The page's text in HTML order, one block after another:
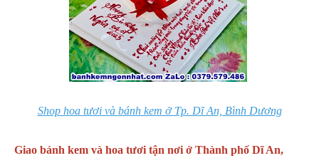
Shop hoa tươi và bánh kem ở Tp. Dĩ An, Bình Dương
Giao bánh kem và hoa tươi tận nơi ở Thành phố Dĩ An,